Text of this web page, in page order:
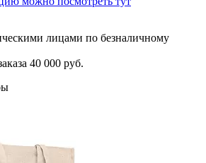
лицами по безналичному
40 000 руб.